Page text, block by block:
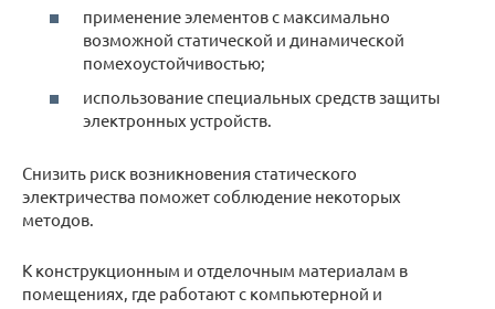
применение элементов с максимально
возможной статической и динамической
помехоустойчивостью;
использование специальных средств защиты
электронных устройств.
Снизить риск возникновения статического
электричества поможет соблюдение некоторых
методов.
К конструкционным и отделочным материалам в
помещениях, где работают с компьютерной и